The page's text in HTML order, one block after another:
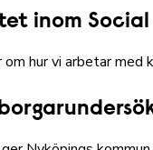
inom Social
om hur vi arbetar